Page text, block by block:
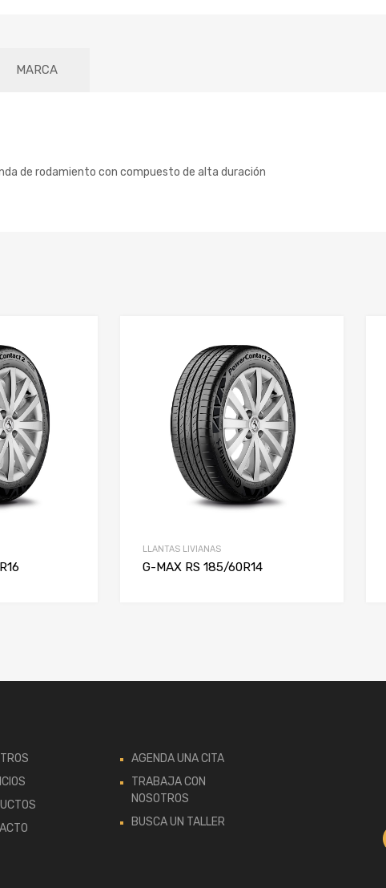
MARCA
de rodamiento con compuesto de alta duración
LLANTAS LIVIANAS
G-MAX RS 185/60R14
AGENDA UNA CITA
TRABAJA CON
NOSOTROS
BUSCA UN TALLER